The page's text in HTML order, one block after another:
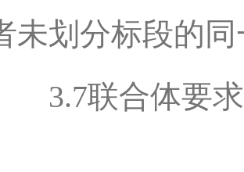
未划分标段的
3.7联合体要